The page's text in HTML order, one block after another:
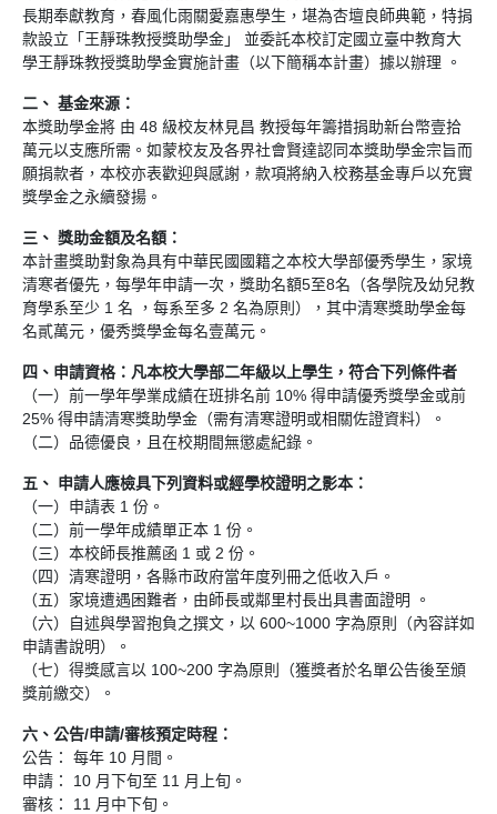
長期奉獻教育，春風化雨關愛嘉惠學生，堪為杏壇良師典範，特捐
款設立「王靜珠教授獎助學金」 並委託本校訂定國立臺中教育大
學王靜珠教授獎助學金實施計畫（以下簡稱本計畫）據以辦理 。
二、 基金來源：
本獎助學金將 由 48 級校友林見昌 教授每年籌措捐助新台幣壹拾
萬元以支應所需。如蒙校友及各界社會賢達認同本獎助學金宗旨而
願捐款者，本校亦表歡迎與感謝，款項將納入校務基金專戶以充實
獎學金之永續發揚。
三、 獎助金額及名額：
本計畫獎助對象為具有中華民國國籍之本校大學部優秀學生，家境
清寒者優先，每學年申請一次，獎助名額5至8名（各學院及幼兒教
育學系至少 1 名 ，每系至多 2 名為原則），其中清寒獎助學金每
名貳萬元，優秀獎學金每名壹萬元。
四、申請資格：凡本校大學部二年級以上學生，符合下列條件者
（一）前一學年學業成績在班排名前 10% 得申請優秀獎學金或前
25% 得申請清寒獎助學金（需有清寒證明或相關佐證資料）。
（二）品德優良，且在校期間無懲處紀錄。
五、 申請人應檢具下列資料或經學校證明之影本：
（一）申請表 1 份。
（二）前一學年成績單正本 1 份。
（三）本校師長推薦函 1 或 2 份。
（四）清寒證明，各縣市政府當年度列冊之低收入戶。
（五）家境遭遇困難者，由師長或鄰里村長出具書面證明 。
（六）自述與學習抱負之撰文，以 600~1000 字為原則（內容詳如
申請書說明）。
（七）得獎感言以 100~200 字為原則（獲獎者於名單公告後至頒
獎前繳交）。
六、公告/申請/審核預定時程：
公告： 每年 10 月間。
申請： 10 月下旬至 11 月上旬。
審核： 11 月中下旬。